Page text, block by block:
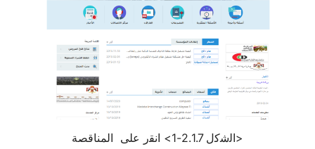
<اﻟﺷﮐل 2.1.7-1> اﻧﻘر على المناقصة